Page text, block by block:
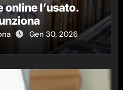
online l’usato.
Gen 30, 2026